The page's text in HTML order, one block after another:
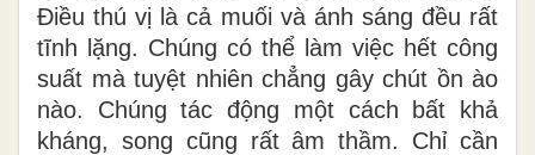
Điều thú vị là cả muối và ánh sáng đều rất
tĩnh lặng. Chúng có thể làm việc hết công
suất mà tuyệt nhiên chẳng gây chút ồn ào
nào. Chúng tác động một cách bất khả
kháng, song cũng rất âm thầm. Chỉ cần